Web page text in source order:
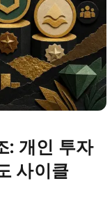
: 개인 투자
사이클